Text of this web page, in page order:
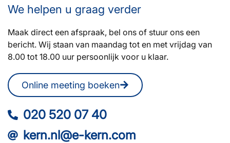
We helpen u graag verder
Maak direct een afspraak, bel ons of stuur ons een
bericht. Wij staan van maandag tot en met vrijdag van
8.00 tot 18.00 uur persoonlijk voor u klaar.
Online meeting boeken
020 520 07 40
kern.nl@e-kern.com